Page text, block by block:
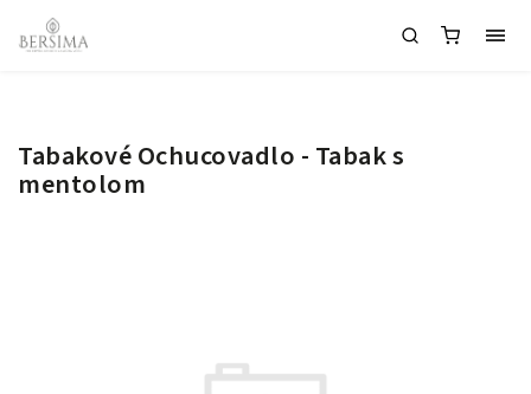
Tabakové Ochucovadlo - Tabak s
mentolom